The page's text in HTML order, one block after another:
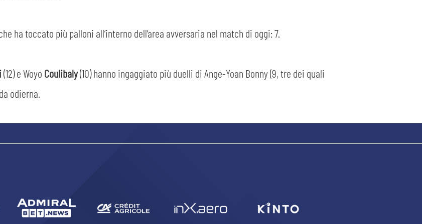
ha toccato più palloni all’interno dell’area avversaria nel match di oggi: 7.
(12) e Woyo Coulibaly(10) hanno ingaggiato più duelli di Ange-Yoan Bonny (9, tre dei quali
odierna.